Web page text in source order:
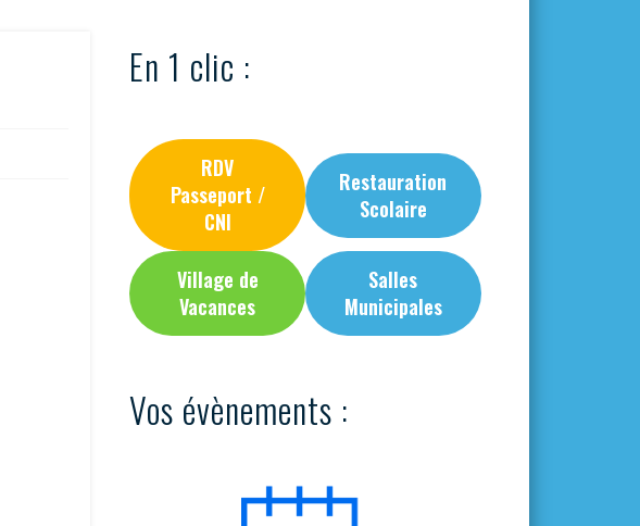
En 1 clic :
RDV
Passeport /
CNI
Restauration
Scolaire
Village de
Vacances
Salles
Municipales
Vos évènements :